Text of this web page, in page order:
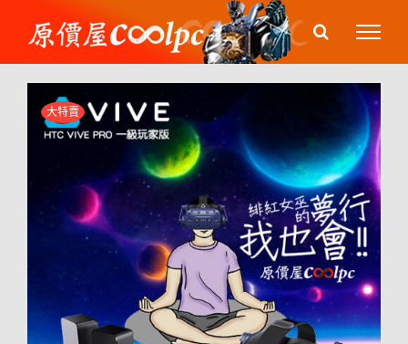
content
大特賣